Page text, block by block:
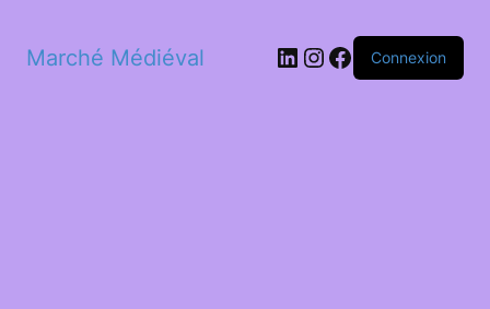
Marché Médiéval LinkedIn
Instagram
Facebook
Connexion